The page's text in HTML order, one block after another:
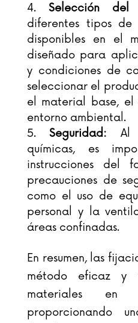
Selección del
diferentes tipos de
disponibles en el
diseñado para
y condiciones de
seleccionar el
el material base,
entorno ambiental.
Seguridad: Al
químicas, es
instrucciones del
precauciones de
como el uso de
personal y la
áreas confinadas.
En resumen, las
método eficaz y
materiales en
proporcionando